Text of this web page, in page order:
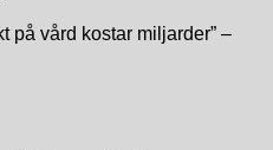
på vård kostar miljarder” –